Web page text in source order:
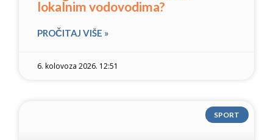
lokalnim vodovodima?
PROČITAJ VIŠE »
6. kolovoza 2026. 12:51
SPORT